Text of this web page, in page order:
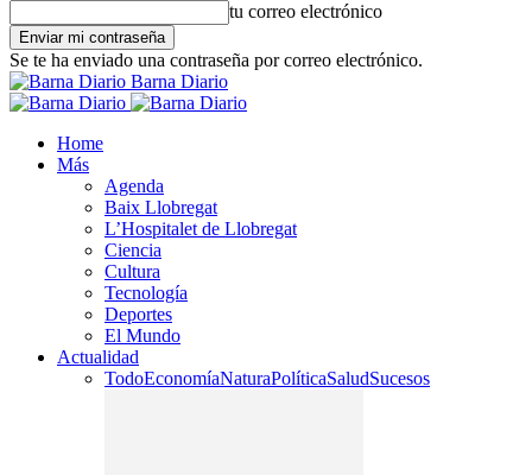
tu correo electrónico
Se te ha enviado una contraseña por correo electrónico.
Barna Diario
Home
Más
Agenda
Baix Llobregat
L’Hospitalet de Llobregat
Ciencia
Cultura
Tecnología
Deportes
El Mundo
Actualidad
TodoEconomíaNaturaPolíticaSaludSucesos